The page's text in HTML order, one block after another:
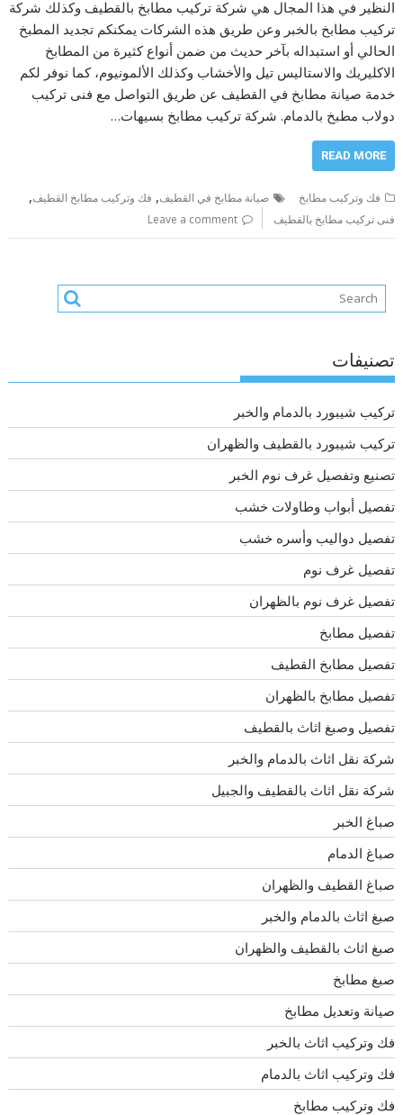
النظير في هذا المجال هي شركة تركيب مطابخ بالقطيف وكذلك شركة
تركيب مطابخ بالخبر وعن طريق هذه الشركات يمكنكم تجديد المطبخ
الحالي أو استبداله بآخر حديث من ضمن أنواع كثيرة من المطابخ
الاكليريك والاستاليس تيل والأخشاب وكذلك الألمونيوم، كما نوفر لكم
خدمة صيانة مطابخ في القطيف عن طريق التواصل مع فنى تركيب
دولاب مطبخ بالدمام. شركة تركيب مطابخ بسيهات…
READ MORE
فك وتركيب مطابخ صيانة مطابخ في القطيف, فك وتركيب مطابخ القطيف,
فنى تركيب مطابخ بالقطيف Leave a comment
تصنيفات
تركيب شيبورد بالدمام والخبر
تركيب شيبورد بالقطيف والظهران
تصنيع وتفصيل غرف نوم الخبر
تفصيل أبواب وطاولات خشب
تفصيل دواليب وأسره خشب
تفصيل غرف نوم
تفصيل غرف نوم بالظهران
تفصيل مطابخ
تفصيل مطابخ القطيف
تفصيل مطابخ بالظهران
تفصيل وصبغ اثاث بالقطيف
شركة نقل اثاث بالدمام والخبر
شركة نقل اثاث بالقطيف والجبيل
صباغ الخبر
صباغ الدمام
صباغ القطيف والظهران
صبغ اثاث بالدمام والخبر
صبغ اثاث بالقطيف والظهران
صبغ مطابخ
صيانة وتعديل مطابخ
فك وتركيب اثاث بالخبر
فك وتركيب اثاث بالدمام
فك وتركيب مطابخ